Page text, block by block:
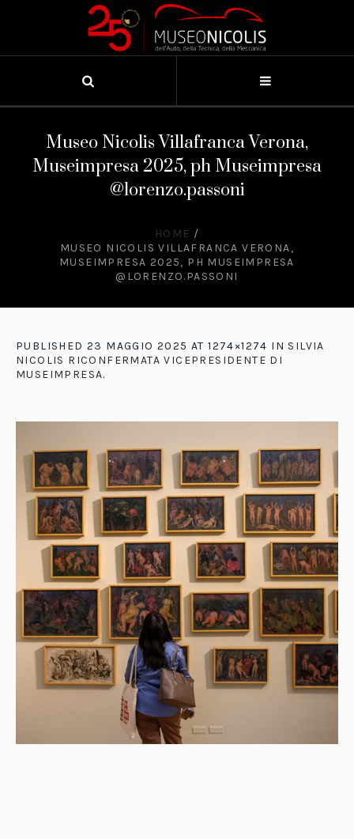
Museo Nicolis Villafranca Verona,
Museimpresa 2025, ph Museimpresa
@lorenzo.passoni
HOME /
MUSEO NICOLIS VILLAFRANCA VERONA,
MUSEIMPRESA 2025, PH MUSEIMPRESA
@LORENZO.PASSONI
PUBLISHED 23 MAGGIO 2025 AT 1274×1274 IN SILVIA
NICOLIS RICONFERMATA VICEPRESIDENTE DI
MUSEIMPRESA.